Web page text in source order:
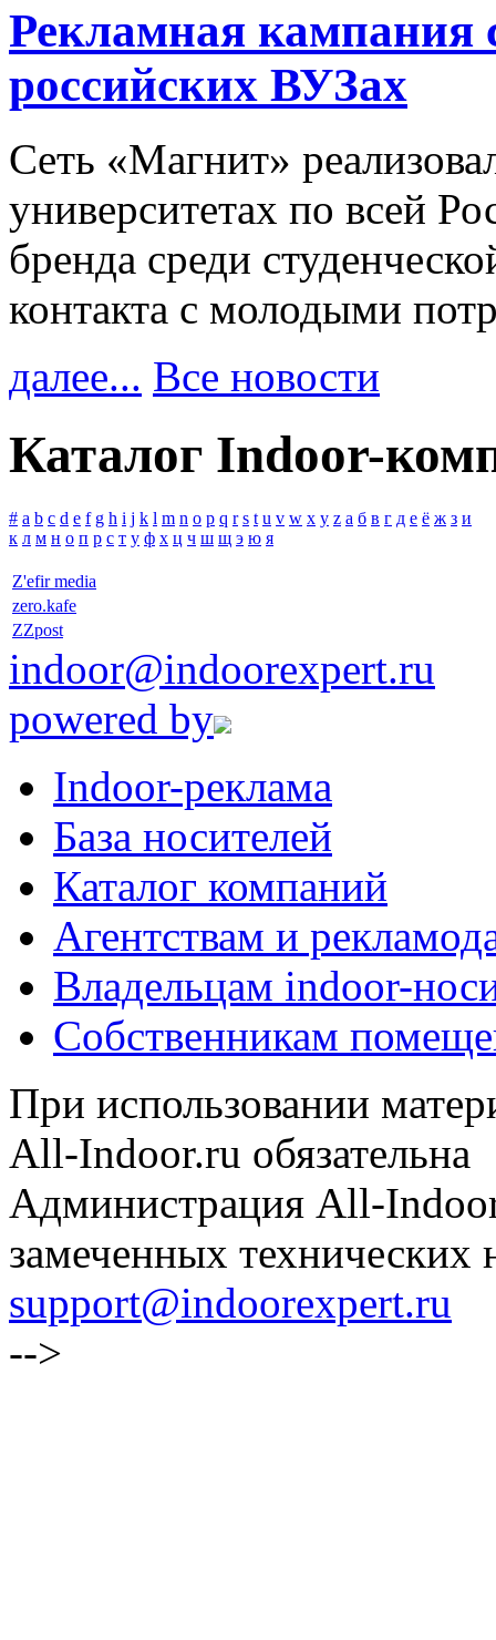
Рекламная кампания
российских ВУЗах
Сеть «Магнит»
университетах по всей
бренда среди
контакта с молодыми
далее... Все новости
Каталог Indoor-
# a b c d e f g h i j k l m n o p q r s t u v w x y z а б в г д е ё ж з и
к л м н о п р с т у ф х ц ч ш щ э ю я
Z'efir media
zero.kafe
ZZpost
indoor@indoorexpert.ru
powered by
Indoor-реклама
База носителей
Каталог компаний
Агентствам и
Владельцам indoor-
Собственникам
При использовании
All-Indoor.ru обязательна
Администрация All-
замеченных технических
support@indoorexpert.ru
-->